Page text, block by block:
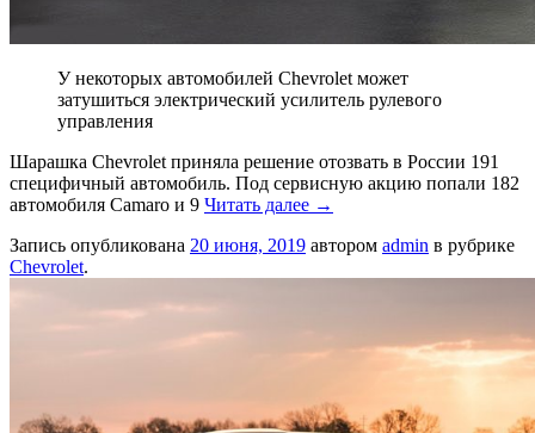
У некоторых автомобилей Chevrolet может
затушиться электрический усилитель рулевого
управления
Шарашка Chevrolet приняла решение отозвать в России 191
специфичный автомобиль. Под сервисную акцию попали 182
автомобиля Camaro и 9 Читать далее →
Запись опубликована 20 июня, 2019 автором admin в рубрике
Chevrolet.